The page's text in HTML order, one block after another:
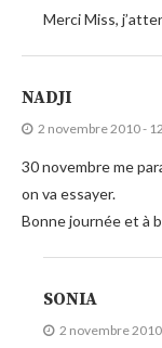
Merci Miss,
NADJI
2 novembre 2010 -
30 novembre me
on va essayer.
Bonne journée et à
SONIA
2 novembre